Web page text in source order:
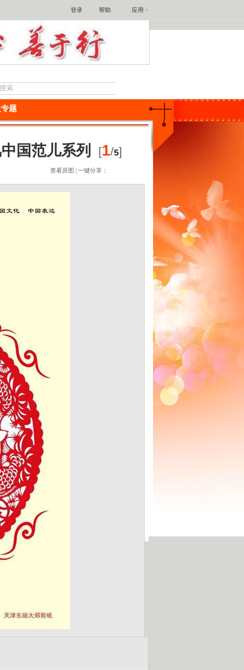
帮助 应用
登录
题
国范儿系列 [1/5]
查看原图 | 一键分享：